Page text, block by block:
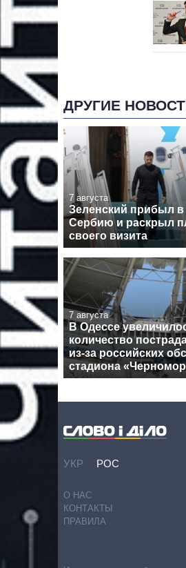
ДРУГИЕ
7 августа
Зеленский прибыл в
Сербию и раскрыл
своего визита
7 августа
В Одессе
количество
из-за российских
стадиона
УКР РОС
О НАС
КОНТАКТЫ
ПРАВИЛА